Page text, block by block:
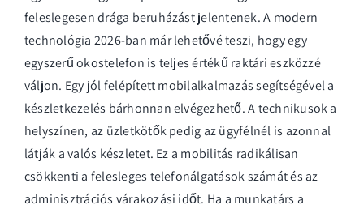
feleslegesen drága beruházást jelentenek. A modern
technológia 2026-ban már lehetővé teszi, hogy egy
egyszerű okostelefon is teljes értékű raktári eszközzé
váljon. Egy jól felépítettmobilalkalmazássegítségével a
készletkezelés bárhonnan elvégezhető. A technikusok a
helyszínen, az üzletkötők pedig az ügyfélnél is azonnal
látják a valós készletet. Ez a mobilitás radikálisan
csökkenti a felesleges telefonálgatások számát és az
adminisztrációs várakozási időt. Ha a munkatárs a